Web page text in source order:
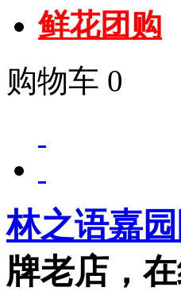
鲜花团购
购物车 0
林之语嘉
牌老店，